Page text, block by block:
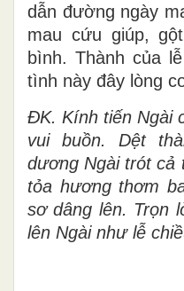
dẫn đường ngày
mau cứu giúp,
bình. Thành của
tình này đây lòng
ĐK. Kính tiến Ngài
vui buồn. Dệt
dương Ngài trót cả
tỏa hương thơm
sơ dâng lên. Trọn
lên Ngài như lễ